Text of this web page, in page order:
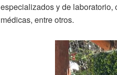
especializados y de laboratorio,
médicas, entre otros.